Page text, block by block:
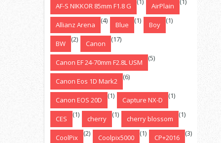
AF-S NIKKOR 85mm F1.8 G AirPlain
Allianz Arena (4) Blue (1) Boy (1)
BW (2) Canon (17)
Canon EF 24-70mm F2.8L USM (5)
Canon Eos 1D Mark2 (6)
Canon EOS 20D (1) Capture NX-D (1)
CES (1) cherry (1) cherry blossom (1)
CoolPix (2) Coolpix5000 (1) CP+2016 (3)